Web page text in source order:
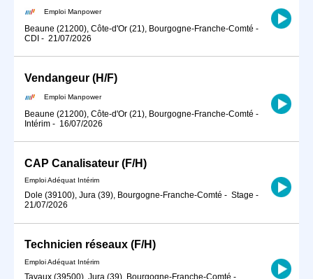
Emploi Manpower
Beaune (21200), Côte-d'Or (21), Bourgogne-Franche-Comté -
CDI - 21/07/2026
Vendangeur (H/F)
Emploi Manpower
Beaune (21200), Côte-d'Or (21), Bourgogne-Franche-Comté -
Intérim - 16/07/2026
CAP Canalisateur (F/H)
Emploi Adéquat Intérim
Dole (39100), Jura (39), Bourgogne-Franche-Comté - Stage -
21/07/2026
Technicien réseaux (F/H)
Emploi Adéquat Intérim
Tavaux (39500), Jura (39), Bourgogne-Franche-Comté -